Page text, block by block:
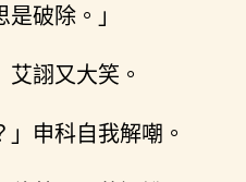
是破除。」
艾詡又大笑。
」申科自我解嘲。